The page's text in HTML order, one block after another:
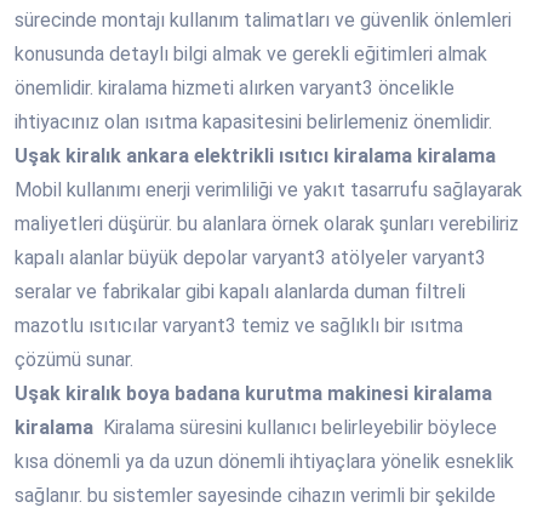
sürecinde montajı kullanım talimatları ve güvenlik önlemleri
konusunda detaylı bilgi almak ve gerekli eğitimleri almak
önemlidir. kiralama hizmeti alırken varyant3 öncelikle
ihtiyacınız olan ısıtma kapasitesini belirlemeniz önemlidir.
Uşak kiralık ankara elektrikli ısıtıcı kiralama kiralama
Mobil kullanımı enerji verimliliği ve yakıt tasarrufu sağlayarak
maliyetleri düşürür. bu alanlara örnek olarak şunları verebiliriz
kapalı alanlar büyük depolar varyant3 atölyeler varyant3
seralar ve fabrikalar gibi kapalı alanlarda duman filtreli
mazotlu ısıtıcılar varyant3 temiz ve sağlıklı bir ısıtma
çözümü sunar.
Uşak kiralık boya badana kurutma makinesi kiralama
kiralama Kiralama süresini kullanıcı belirleyebilir böylece
kısa dönemli ya da uzun dönemli ihtiyaçlara yönelik esneklik
sağlanır. bu sistemler sayesinde cihazın verimli bir şekilde